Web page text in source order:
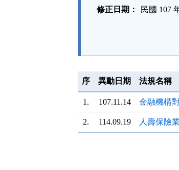
修正日期：
民國 107
能
鈕
區
序 異動日期 法規名稱
1. 107.11.14 金融機構
2. 114.09.19 人壽保險